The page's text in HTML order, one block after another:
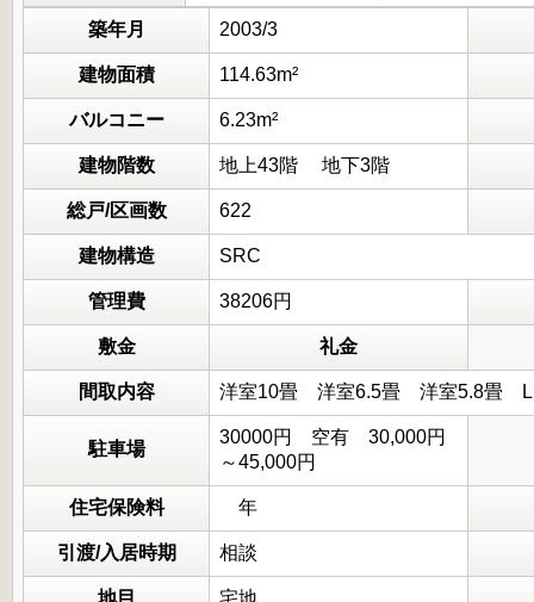
築年月 2003/3
建物面積 114.63m²
バルコニー 6.23m²
建物階数 地上43階 地下3階
総戸/区画数 622
建物構造 SRC
管理費 38206円
敷金 礼金
間取内容 洋室10畳 洋室6.5畳 洋室
駐車場
30000円 空有 30,000円
～45,000円
住宅保険料 年
引渡/入居時期 相談
地目 宅地